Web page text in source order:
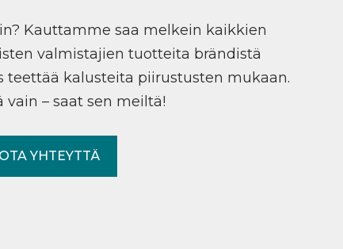
Kauttamme saa melkein kaikkien
valmistajien tuotteita brändistä
teettää kalusteita piirustusten mukaan.
vain – saat sen meiltä!
OTA YHTEYTTÄ